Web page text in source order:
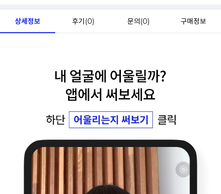
상세정보 후기(0) 문의(0) 구매정보